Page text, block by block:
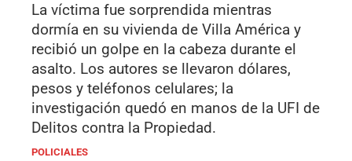
La víctima fue sorprendida mientras
dormía en su vivienda de Villa América y
recibió un golpe en la cabeza durante el
asalto. Los autores se llevaron dólares,
pesos y teléfonos celulares; la
investigación quedó en manos de la UFI de
Delitos contra la Propiedad.
POLICIALES